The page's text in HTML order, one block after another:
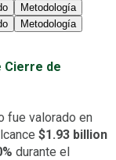
Metodología
Metodología
Cierre de
fue valorado en
$1.93 billion
durante el